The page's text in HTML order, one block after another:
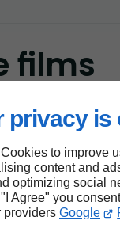
privacy
to improve
content and
optimizing social
Agree" you
providers Google
films
à Rouen offre une
pour
des
teintes neutres